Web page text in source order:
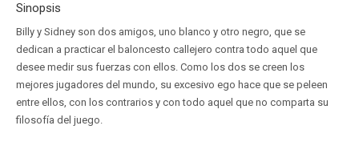
Sinopsis
Billy y Sidney son dos amigos, uno blanco y otro negro, que se
dedican a practicar el baloncesto callejero contra todo aquel que
desee medir sus fuerzas con ellos. Como los dos se creen los
mejores jugadores del mundo, su excesivo ego hace que se peleen
entre ellos, con los contrarios y con todo aquel que no comparta su
filosofía del juego.